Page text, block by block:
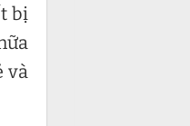
bị
và